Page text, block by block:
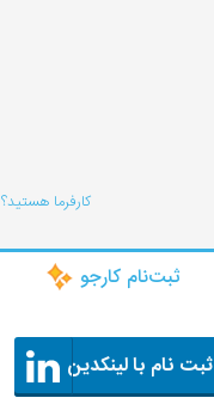
کارفرما هستید؟
ثبت‌‌نام کارجو
ثبت نام با لینکدین